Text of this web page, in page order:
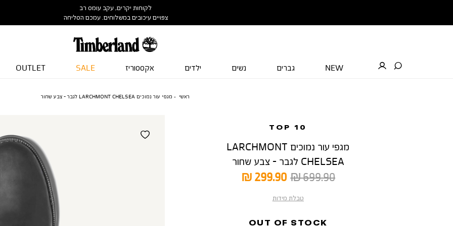
לקוחות יקרים, עקב עומס רב
צפויים עיכובים במשלוחים. עמכם הסליחה
NEW גברים נשים ילדים אקססוריז SALE
OUTLET
ראשי מגפי עור נמוכים LARCHMONT CHELSEA לגבר - צבע שחור
TOP 10
מגפי עור נמוכים LARCHMONT
CHELSEA לגבר - צבע שחור
מחיר
299.90 ₪
מחיר
699.90 ₪
טבלת מידות
OUT OF STOCK